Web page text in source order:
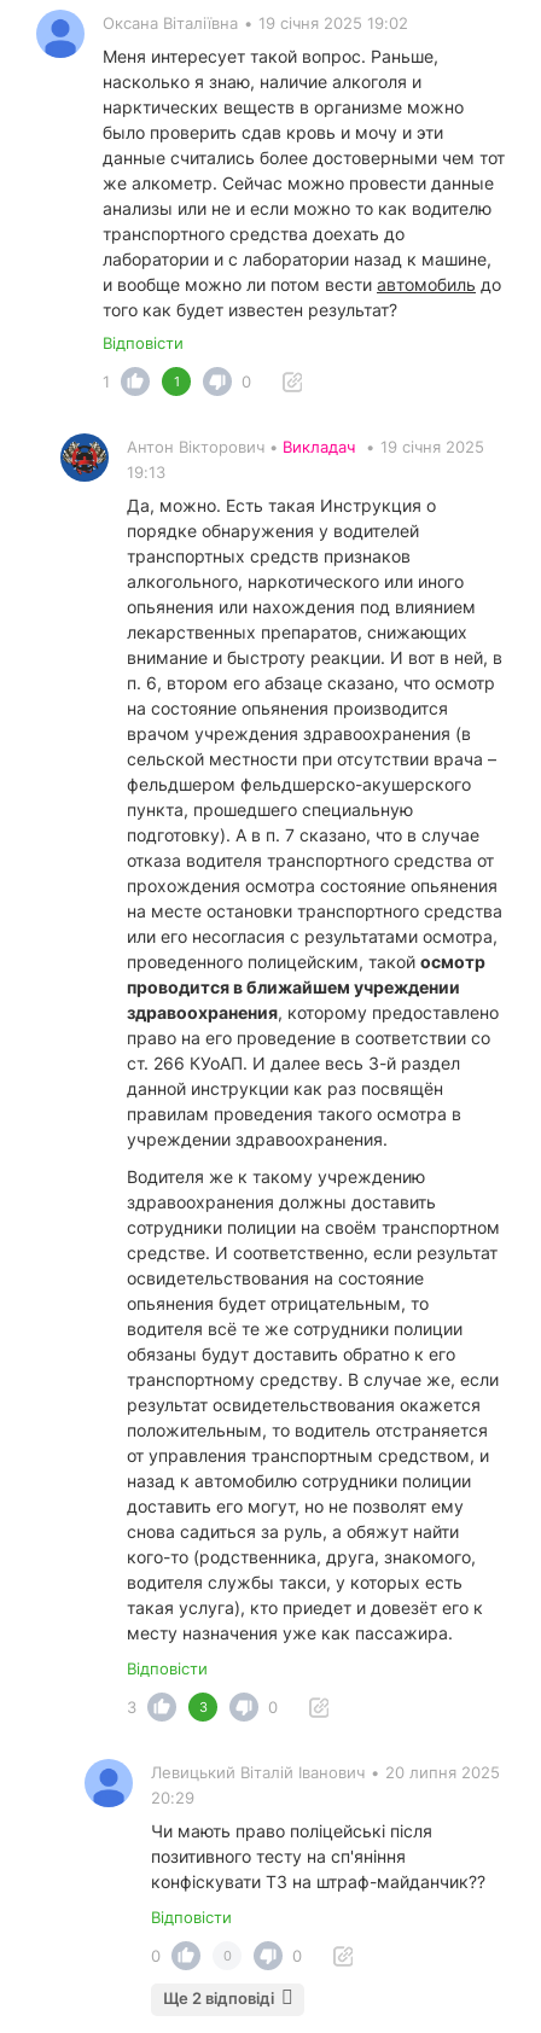
Оксана Віталіївна • 19 січня 2025 19:02
Меня интересует такой вопрос. Раньше,
насколько я знаю, наличие алкоголя и
нарктических веществ в организме можно
было проверить сдав кровь и мочу и эти
данные считались более достоверными чем тот
же алкометр. Сейчас можно провести данные
анализы или не и если можно то как водителю
транспортного средства доехать до
лаборатории и с лаборатории назад к машине,
и вообще можно ли потом вести автомобиль до
того как будет известен результат?
Відповісти
1
1 0
Антон Вікторович • Викладач • 19 січня 2025
19:13
Да, можно. Есть такая Инструкция о
порядке обнаружения у водителей
транспортных средств признаков
алкогольного, наркотического или иного
опьянения или нахождения под влиянием
лекарственных препаратов, снижающих
внимание и быстроту реакции. И вот в ней, в
п. 6, втором его абзаце сказано, что осмотр
на состояние опьянения производится
врачом учреждения здравоохранения (в
сельской местности при отсутствии врача –
фельдшером фельдшерско-акушерского
пункта, прошедшего специальную
подготовку). А в п. 7 сказано, что в случае
отказа водителя транспортного средства от
прохождения осмотра состояние опьянения
на месте остановки транспортного средства
или его несогласия с результатами осмотра,
проведенного полицейским, такой осмотр
проводится в ближайшем учреждении
здравоохранения, которому предоставлено
право на его проведение в соответствии со
ст. 266 КУоАП. И далее весь 3-й раздел
данной инструкции как раз посвящён
правилам проведения такого осмотра в
учреждении здравоохранения.
Водителя же к такому учреждению
здравоохранения должны доставить
сотрудники полиции на своём транспортном
средстве. И соответственно, если результат
освидетельствования на состояние
опьянения будет отрицательным, то
водителя всё те же сотрудники полиции
обязаны будут доставить обратно к его
транспортному средству. В случае же, если
результат освидетельствования окажется
положительным, то водитель отстраняется
от управления транспортным средством, и
назад к автомобилю сотрудники полиции
доставить его могут, но не позволят ему
снова садиться за руль, а обяжут найти
кого-то (родственника, друга, знакомого,
водителя службы такси, у которых есть
такая услуга), кто приедет и довезёт его к
месту назначения уже как пассажира.
Відповісти
3
3 0
Левицький Віталій Іванович • 20 липня 2025
20:29
Чи мають право поліцейські після
позитивного тесту на сп'яніння
конфіскувати ТЗ на штраф-майданчик??
Відповісти
0
0 0
Ще 2 відповіді